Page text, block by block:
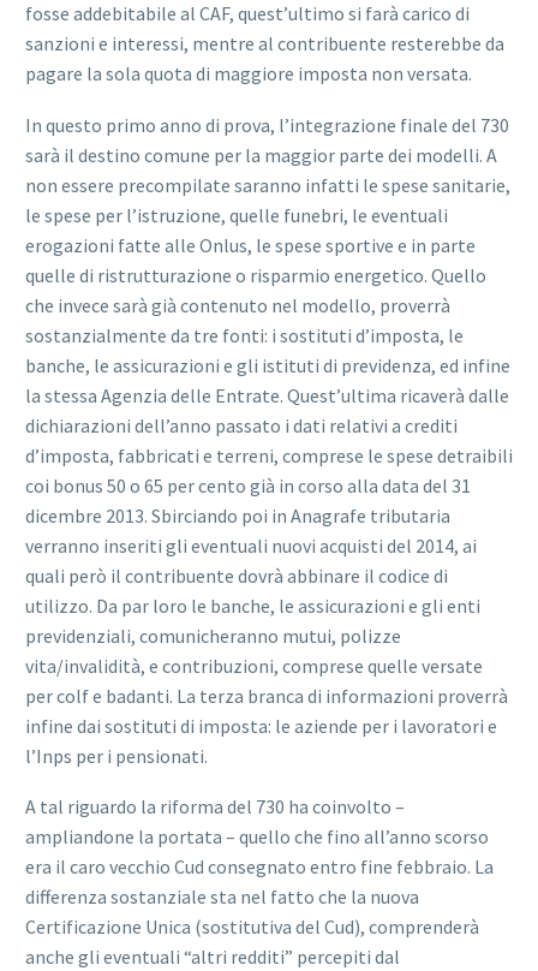
fosse addebitabile al CAF, quest’ultimo si farà carico di
sanzioni e interessi, mentre al contribuente resterebbe da
pagare la sola quota di maggiore imposta non versata.
In questo primo anno di prova, l’integrazione finale del 730
sarà il destino comune per la maggior parte dei modelli. A
non essere precompilate saranno infatti le spese sanitarie,
le spese per l’istruzione, quelle funebri, le eventuali
erogazioni fatte alle Onlus, le spese sportive e in parte
quelle di ristrutturazione o risparmio energetico. Quello
che invece sarà già contenuto nel modello, proverrà
sostanzialmente da tre fonti: i sostituti d’imposta, le
banche, le assicurazioni e gli istituti di previdenza, ed infine
la stessa Agenzia delle Entrate. Quest’ultima ricaverà dalle
dichiarazioni dell’anno passato i dati relativi a crediti
d’imposta, fabbricati e terreni, comprese le spese detraibili
coi bonus 50 o 65 per cento già in corso alla data del 31
dicembre 2013. Sbirciando poi in Anagrafe tributaria
verranno inseriti gli eventuali nuovi acquisti del 2014, ai
quali però il contribuente dovrà abbinare il codice di
utilizzo. Da par loro le banche, le assicurazioni e gli enti
previdenziali, comunicheranno mutui, polizze
vita/invalidità, e contribuzioni, comprese quelle versate
per colf e badanti. La terza branca di informazioni proverrà
infine dai sostituti di imposta: le aziende per i lavoratori e
l’Inps per i pensionati.
A tal riguardo la riforma del 730 ha coinvolto –
ampliandone la portata – quello che fino all’anno scorso
era il caro vecchio Cud consegnato entro fine febbraio. La
differenza sostanziale sta nel fatto che la nuova
Certificazione Unica (sostitutiva del Cud), comprenderà
anche gli eventuali “altri redditi” percepiti dal